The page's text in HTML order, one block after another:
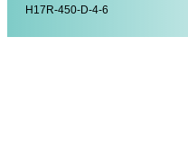
H17R-450-D-4-6